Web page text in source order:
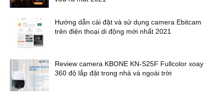
Hướng dẫn cài đặt và sử dụng camera Ebitcam
trên điện thoại di động mới nhất 2021
Review camera KBONE KN-S25F Fullcolor xoay
360 độ lắp đặt trong nhà và ngoài trời